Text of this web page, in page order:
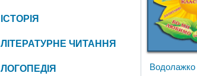
Водолажко
ІСТОРІЯ
ЛІТЕРАТУРНЕ ЧИТАННЯ
ЛОГОПЕДІЯ